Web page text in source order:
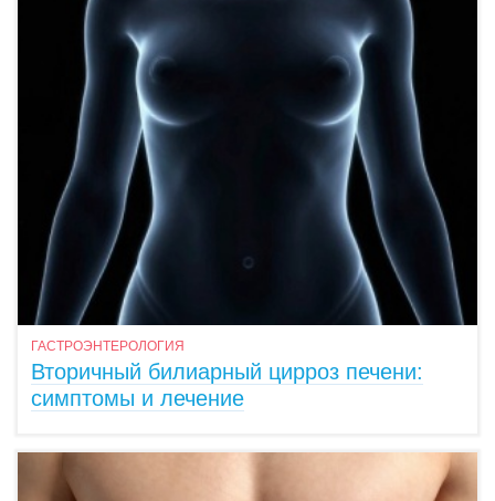
ГАСТРОЭНТЕРОЛОГИЯ
Вторичный билиарный цирроз печени:
симптомы и лечение